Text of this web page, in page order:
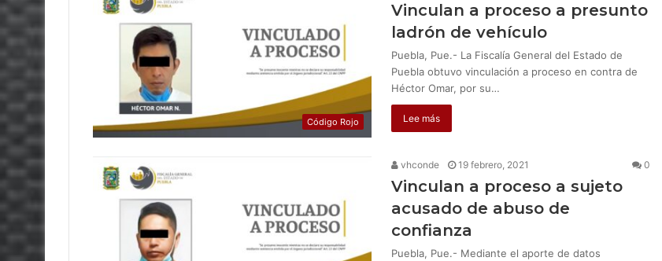
Código Rojo
Vinculan a proceso a presunto
ladrón de vehículo
Puebla, Pue.- La Fiscalía General del Estado de
Puebla obtuvo vinculación a proceso en contra de
Héctor Omar, por su…
Lee más
vhconde 19 febrero, 2021 0
Vinculan a proceso a sujeto
acusado de abuso de
confianza
Puebla, Pue.- Mediante el aporte de datos